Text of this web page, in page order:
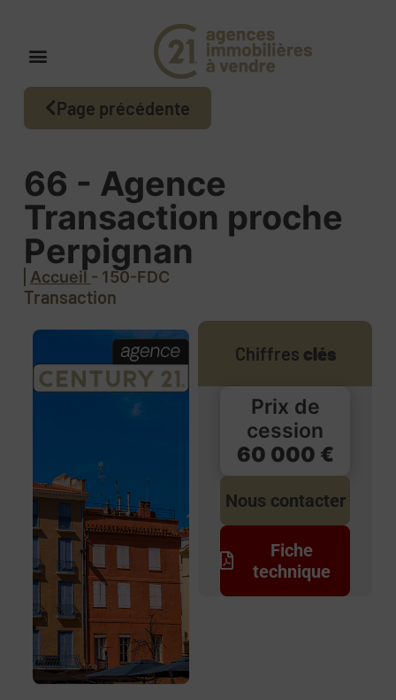
Page précédente
66 - Agence
Transaction proche
Perpignan
Accueil - 150-FDC
Transaction
Chiffres clés
Prix de
cession
60 000 €
Nous contacter
Fiche
technique